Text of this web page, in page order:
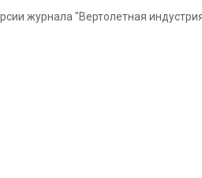
журнала "Вертолетная